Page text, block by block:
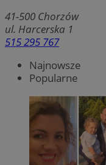
41-500 Chorzów
ul. Harcerska 1
515 295 767
Najnowsze
Popularne